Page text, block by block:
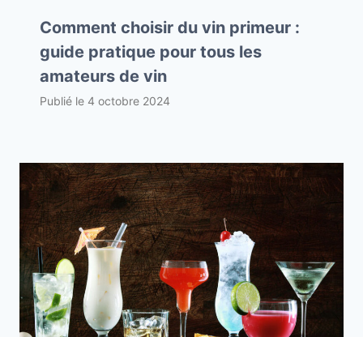
Comment choisir du vin primeur :
guide pratique pour tous les
amateurs de vin
Publié le 4 octobre 2024